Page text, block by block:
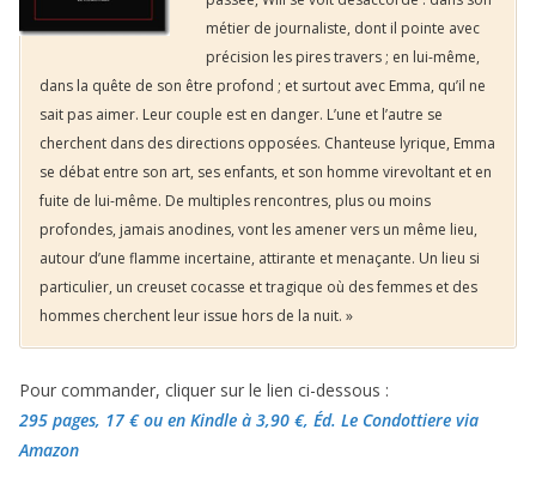
métier de journaliste, dont il pointe avec
précision les pires travers ; en lui-même,
dans la quête de son être profond ; et surtout avec Emma, qu’il ne
sait pas aimer. Leur couple est en danger. L’une et l’autre se
cherchent dans des directions opposées. Chanteuse lyrique, Emma
se débat entre son art, ses enfants, et son homme virevoltant et en
fuite de lui-même. De multiples rencontres, plus ou moins
profondes, jamais anodines, vont les amener vers un même lieu,
autour d’une flamme incertaine, attirante et menaçante. Un lieu si
particulier, un creuset cocasse et tragique où des femmes et des
hommes cherchent leur issue hors de la nuit. »
Pour commander, cliquer sur le lien ci-dessous :
295 pages, 17 €ou en Kindle à 3,90 €, Éd. Le Condottiere via
Amazon